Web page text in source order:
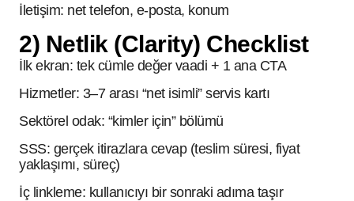
İletişim: net telefon, e-posta, konum
2) Netlik (Clarity) Checklist
İlk ekran: tek cümle değer vaadi + 1 ana CTA
Hizmetler: 3–7 arası “net isimli” servis kartı
Sektörel odak: “kimler için” bölümü
SSS: gerçek itirazlara cevap (teslim süresi, fiyat
yaklaşımı, süreç)
İç linkleme: kullanıcıyı bir sonraki adıma taşır